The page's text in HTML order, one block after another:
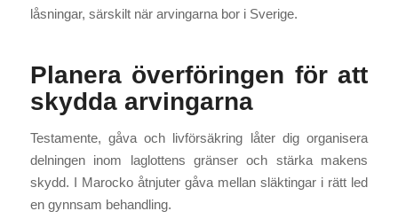
låsningar, särskilt när arvingarna bor i Sverige.
Planera överföringen för att
skydda arvingarna
Testamente, gåva och livförsäkring låter dig organisera
delningen inom laglottens gränser och stärka makens
skydd. I Marocko åtnjuter gåva mellan släktingar i rätt led
en gynnsam behandling.